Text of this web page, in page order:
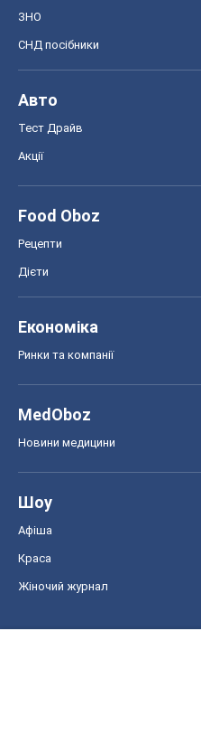
ЗНО
СНД посібники
Авто
Тест Драйв
Акції
Food Oboz
Рецепти
Дієти
Економіка
Ринки та компанії
MedOboz
Новини медицини
Шоу
Афіша
Краса
Жіночий журнал